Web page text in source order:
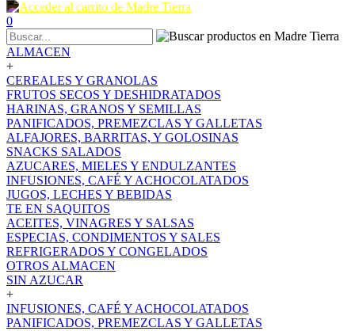
0
ALMACEN
+
CEREALES Y GRANOLAS
FRUTOS SECOS Y DESHIDRATADOS
HARINAS, GRANOS Y SEMILLAS
PANIFICADOS, PREMEZCLAS Y GALLETAS
ALFAJORES, BARRITAS, Y GOLOSINAS
SNACKS SALADOS
AZUCARES, MIELES Y ENDULZANTES
INFUSIONES, CAFÉ Y ACHOCOLATADOS
JUGOS, LECHES Y BEBIDAS
TE EN SAQUITOS
ACEITES, VINAGRES Y SALSAS
ESPECIAS, CONDIMENTOS Y SALES
REFRIGERADOS Y CONGELADOS
OTROS ALMACEN
SIN AZUCAR
+
INFUSIONES, CAFÉ Y ACHOCOLATADOS
PANIFICADOS, PREMEZCLAS Y GALLETAS